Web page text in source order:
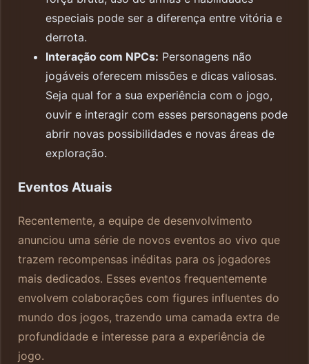
especiais pode ser a diferença entre vitória e
derrota.
Interação com NPCs: Personagens não
jogáveis oferecem missões e dicas valiosas.
Seja qual for a sua experiência com o jogo,
ouvir e interagir com esses personagens pode
abrir novas possibilidades e novas áreas de
exploração.
Eventos Atuais
Recentemente, a equipe de desenvolvimento
anunciou uma série de novos eventos ao vivo que
trazem recompensas inéditas para os jogadores
mais dedicados. Esses eventos frequentemente
envolvem colaborações com figures influentes do
mundo dos jogos, trazendo uma camada extra de
profundidade e interesse para a experiência de
jogo.